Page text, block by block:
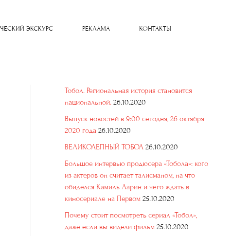
ЭКСКУРС РЕКЛАМА КОНТАКТЫ
Тобол. Региональная история становится
национальной. 26.10.2020
Выпуск новостей в 9:00 сегодня, 26 октября
2020 года 26.10.2020
ВЕЛИКОЛЕПНЫЙ ТОБОЛ 26.10.2020
Большое интервью продюсера «Тобола»: кого
из актеров он считает талисманом, на что
обиделся Камиль Ларин и чего ждать в
киносериале на Первом 25.10.2020
Почему стоит посмотреть сериал «Тобол»,
даже если вы видели фильм 25.10.2020